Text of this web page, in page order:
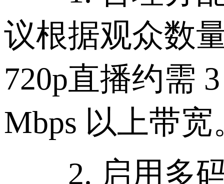
议根据观众数
720p直播约需
Mbps 以上带宽
2. 启用多码